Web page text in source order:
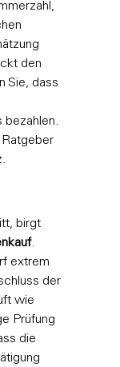
den
Sie, dass
bezahlen.
Ratgeber
.
birgt
.
extrem
der
wie
Prüfung
die